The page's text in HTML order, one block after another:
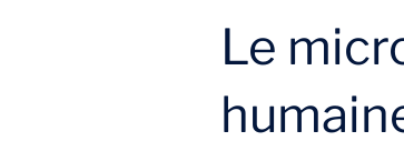
Le